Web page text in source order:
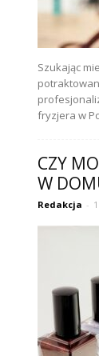
Szukając
fryzjera w
CZY
W
Redakcja -